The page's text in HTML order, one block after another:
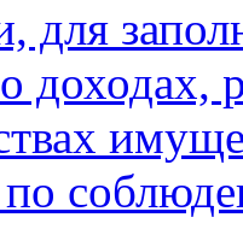
для
доходах,